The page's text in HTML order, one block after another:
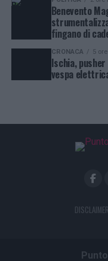
Benevento
fingano di
CRONACA 5
Ischia,
vespa